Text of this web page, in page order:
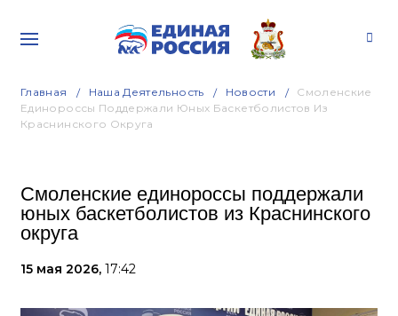
Главная Наша Деятельность Новости
Смоленские
Единороссы Поддержали Юных Баскетболистов Из
Краснинского Округа
Смоленские единороссы поддержали
юных баскетболистов из Краснинского
округа
15 мая 2026, 17:42